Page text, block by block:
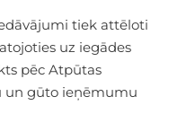
tiek attēloti
uz iegādes
pēc Atpūtas
un gūto ieņēmumu